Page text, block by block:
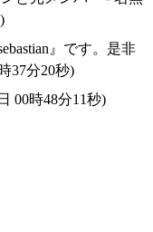
』です。是非
37分20秒)
00時48分11秒)